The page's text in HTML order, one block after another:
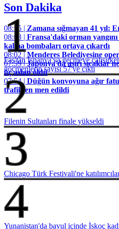
Son Dakika
08:15 | Zamana sığmayan 41 yıl:
08:03 | Fransa'daki orman
kalma bombaları ortaya çıkardı
08:02 |Menderes Belediyesine
07:59 |Japonya'da aşırı sıcaklar
üç aslan öldü
07:54 | Düğün konvoyuna ağır
trafikten men edildi
1
Fas'tan İspanya'ya geçmeye
göçmenlerin sayısı 57'ye çıktı
2
Filenin Sultanları finale yükseldi
3
Chicago Türk Festivali'ne
4
Yunanistan'da bavul içinde İskoç